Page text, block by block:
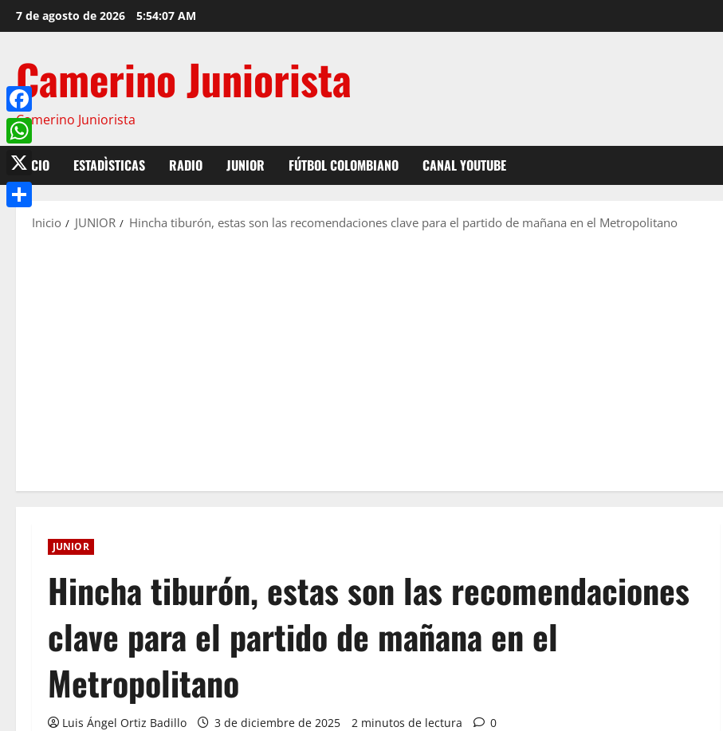
7 de agosto de 2026 5:54:08 AM
Camerino Juniorista
Camerino Juniorista
INICIO ESTADÌSTICAS RADIO JUNIOR FÚTBOL COLOMBIANO CANAL YOUTUBE
Inicio JUNIOR Hincha tiburón, estas son las recomendaciones clave para el partido de mañana en el Metropolitano
JUNIOR
Hincha tiburón, estas son las recomendaciones
clave para el partido de mañana en el
Metropolitano
Luis Ángel Ortiz Badillo 3 de diciembre de 2025 2 minutos de lectura 0
Facebook
WhatsApp
X
Compartir